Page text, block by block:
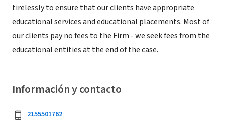
tirelessly to ensure that our clients have appropriate
educational services and educational placements. Most of
our clients pay no fees to the Firm - we seek fees from the
educational entities at the end of the case.
Información y contacto
2155501762